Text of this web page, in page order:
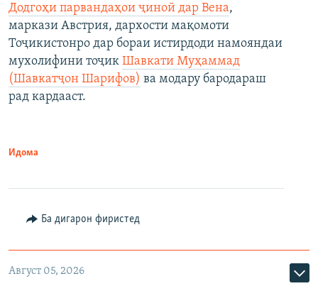
Додгоҳи парвандаҳои ҷиноӣ дар Вена,
маркази Австрия, дархости мақомоти
Тоҷикистонро дар бораи истирдоди намояндаи
мухолифини тоҷик Шавкати Муҳаммад
(Шавкатҷон Шарифов) ва модару бародараш
рад кардааст.
Идома
Ба дигарон фиристед
Август 05, 2026